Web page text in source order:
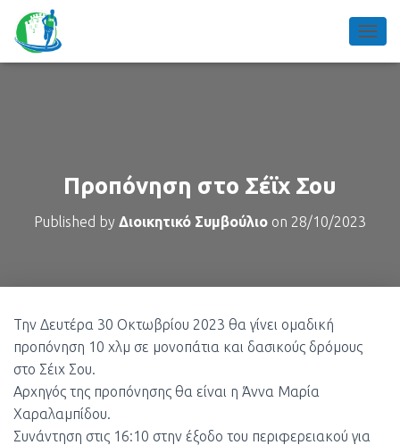
Προπόνηση στο Σέϊχ Σου
Published by Διοικητικό Συμβούλιο on 28/10/2023
Την Δευτέρα 30 Οκτωβρίου 2023 θα γίνει ομαδική
προπόνηση 10 χλμ σε μονοπάτια και δασικούς δρόμους
στο Σέιχ Σου.
Αρχηγός της προπόνησης θα είναι η Άννα Μαρία
Χαραλαμπίδου.
Συνάντηση στις 16:10 στην έξοδο του περιφερειακού για